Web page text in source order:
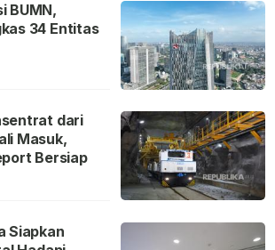
BUMN,
34 Entitas
dari
Masuk,
Bersiap
Siapkan